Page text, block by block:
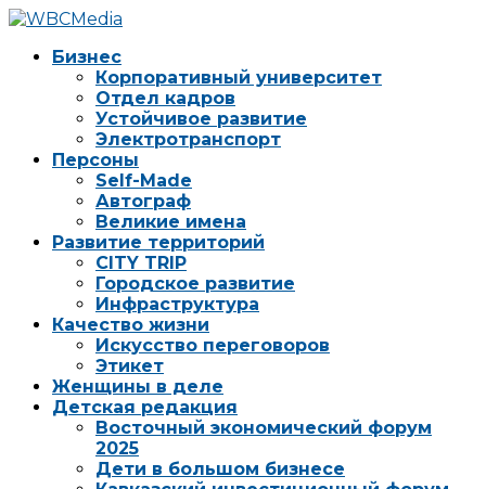
Бизнес
Корпоративный университет
Отдел кадров
Устойчивое развитие
Электротранспорт
Персоны
Self-Made
Автограф
Великие имена
Развитие территорий
CITY TRIP
Городское развитие
Инфраструктура
Качество жизни
Искусство переговоров
Этикет
Женщины в деле
Детская редакция
Восточный экономический форум
2025
Дети в большом бизнесе